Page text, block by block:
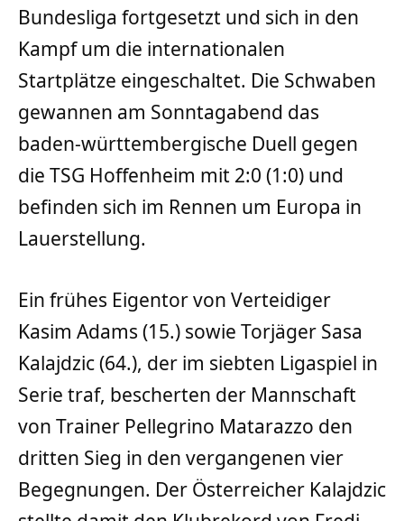
Bundesliga fortgesetzt und sich in den
Kampf um die internationalen
Startplätze eingeschaltet. Die Schwaben
gewannen am Sonntagabend das
baden-württembergische Duell gegen
die TSG Hoffenheim mit 2:0 (1:0) und
befinden sich im Rennen um Europa in
Lauerstellung.
Ein frühes Eigentor von Verteidiger
Kasim Adams (15.) sowie Torjäger Sasa
Kalajdzic (64.), der im siebten Ligaspiel in
Serie traf, bescherten der Mannschaft
von Trainer Pellegrino Matarazzo den
dritten Sieg in den vergangenen vier
Begegnungen. Der Österreicher Kalajdzic